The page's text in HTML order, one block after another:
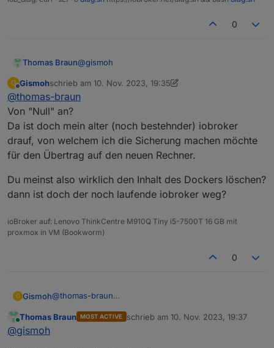
0
Thomas Braun@gismoh
Dann installier da ein Bookworm, von Null an.
G
Offline
Gismohschrieb am 10. Nov. 2023, 19:35
zuletzt editiert von Gismoh11. Okt. 2023, 20:36
@thomas-braun
Von "Null" an?
Da ist doch mein alter (noch bestehnder) iobroker
drauf, von welchem ich die Sicherung machen möchte
für den Übertrag auf den neuen Rechner.
Du meinst also wirklich den Inhalt des Dockers löschen?
dann ist doch der noch laufende iobroker weg?
ioBroker auf: Lenovo ThinkCentre M910Q Tiny i5-7500T 16 GB mit
proxmox in VM (Bookworm)
0
G Gismoh@thomas-braun
Da ist doch mein alter (noch bestehnder) iobroker
Du meinst also wirklich den Inhalt des Dockers
Online
Thomas Braun MOST ACTIVE schrieb am 10. Nov. 2023, 19:37
zuletzt editiert von
@gismoh